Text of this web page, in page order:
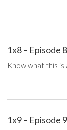
1x8 – Episode 8
Know what this
1x9 – Episode 9